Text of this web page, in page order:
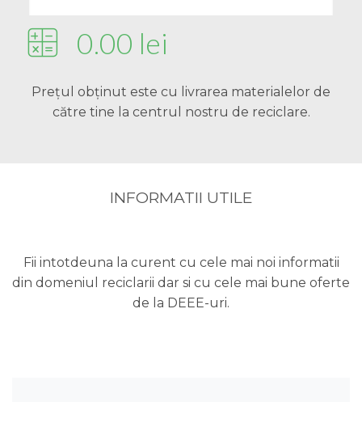
0.00 lei
Prețul obținut este cu livrarea materialelor de
către tine la centrul nostru de reciclare.
INFORMATII UTILE
Fii intotdeuna la curent cu cele mai noi informatii
din domeniul reciclarii dar si cu cele mai bune oferte
de la DEEE-uri.